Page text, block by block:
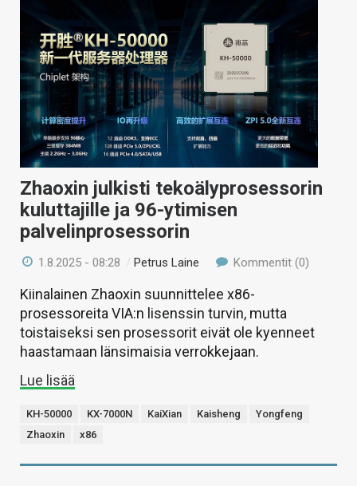
TIETOA
HINTA.FI
KAUPPA
VAIHDA TEEMA
HAKU
Zhaoxin julkisti tekoälyprosessorin
kuluttajille ja 96-ytimisen
palvelinprosessorin
1.8.2025 - 08:28 /Petrus Laine Kommentit (0)
Kiinalainen Zhaoxin suunnittelee x86-
prosessoreita VIA:n lisenssin turvin, mutta
toistaiseksi sen prosessorit eivät ole kyenneet
haastamaan länsimaisia verrokkejaan.
Lue lisää
KH-50000 KX-7000N KaiXian Kaisheng
Yongfeng
Zhaoxin
x86